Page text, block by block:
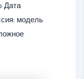
Дата
модель